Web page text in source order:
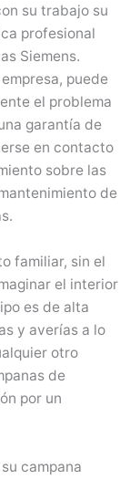
su trabajo su
profesional
Siemens.
puede
el problema
garantía de
en contacto
sobre las
de
familiar, sin el
el interior
es de alta
y averías a lo
otro
de
por un
campana